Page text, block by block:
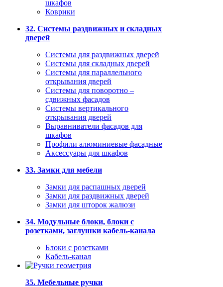
шкафов
Коврики
32. Системы раздвижных и складных
дверей
Системы для раздвижных дверей
Системы для складных дверей
Системы для параллельного
открывания дверей
Системы для поворотно –
сдвижных фасадов
Системы вертикального
открывания дверей
Выравниватели фасадов для
шкафов
Профили алюминиевые фасадные
Аксессуары для шкафов
33. Замки для мебели
Замки для распашных дверей
Замки для раздвижных дверей
Замки для шторок жалюзи
34. Модульные блоки, блоки с
розетками, заглушки кабель-канала
Блоки с розетками
Кабель-канал
35. Мебельные ручки